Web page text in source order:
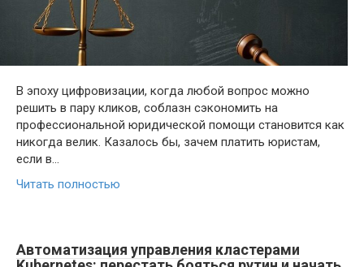
В эпоху цифровизации, когда любой вопрос можно
решить в пару кликов, соблазн сэкономить на
профессиональной юридической помощи становится как
никогда велик. Казалось бы, зачем платить юристам,
если в…
Читать полностью
Автоматизация управления кластерами